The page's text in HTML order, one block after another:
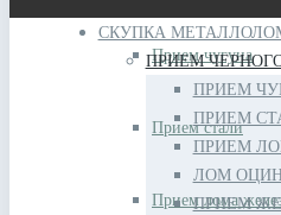
Прием чугуна
Прием стали
Прием лома
СКУПКА
ПРИЕМ
ПРИЕМ
ПРИЕМ
ПРИЕМ
ЛОМ
ПРИЕМ